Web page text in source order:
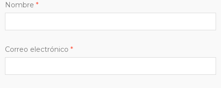
Nombre *
Correo electrónico *